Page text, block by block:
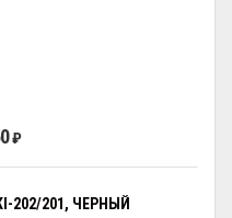
₽
202/201, ЧЕРНЫЙ